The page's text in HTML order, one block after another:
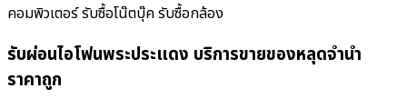
คอมพิวเตอร์ รับซื้อโน๊ตบุ๊ค รับซื้อกล้อง
รับผ่อนไอโฟนพระประแดง บริการขายของหลุดจำนำ
ราคาถูก